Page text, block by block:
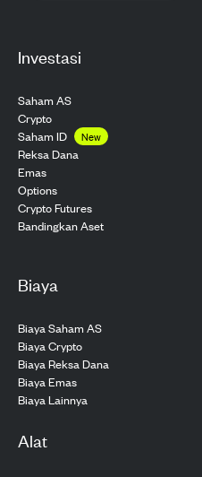
Investasi
Saham AS
Crypto
Saham ID
New
Reksa Dana
Emas
Options
Crypto Futures
Bandingkan Aset
Biaya
Biaya Saham AS
Biaya Crypto
Biaya Reksa Dana
Biaya Emas
Biaya Lainnya
Alat